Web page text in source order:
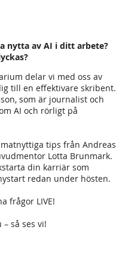
nytta av AI i ditt arbete?
delar vi med oss av
till en effektivare skribent.
som är journalist och
AI och rörligt på
tips från Andreas
Lotta Brunmark.
din karriär som
redan under hösten.
frågor LIVE!
så ses vi!